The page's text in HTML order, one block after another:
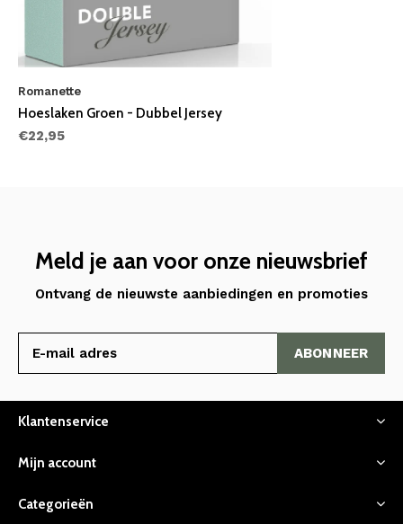
Romanette
Hoeslaken Groen - Dubbel Jersey
€22,95
Meld je aan voor onze nieuwsbrief
Ontvang de nieuwste aanbiedingen en promoties
ABONNEER
Klantenservice
Mijn account
Categorieën